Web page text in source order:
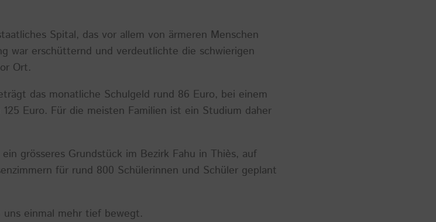
Spital, das vor allem von ärmeren Menschen
war erschütternd und verdeutlichte die schwierigen
Ort.
das monatliche Schulgeld rund 86 Euro, bei einem
Euro. Für die meisten Familien ist ein Studium daher
grösseres Grundstück im Bezirk Fahu in Thiès, auf
für rund 800 Schülerinnen und Schüler geplant
uns einmal mehr tief bewegt.